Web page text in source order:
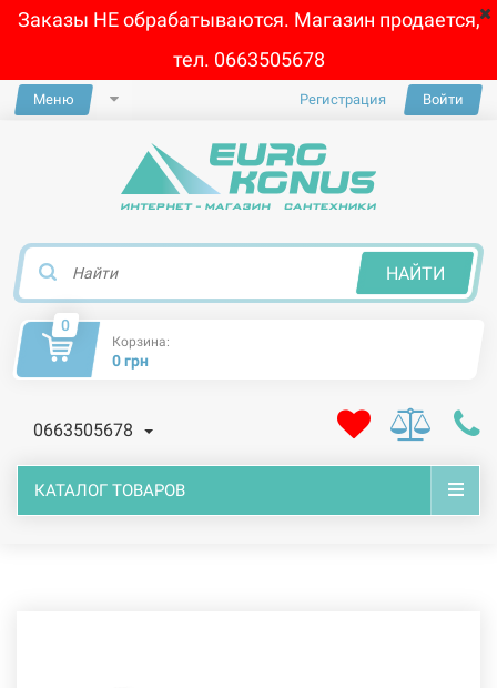
Заказы НЕ обрабатываются. Магазин продается,
тел. 0663505678
Меню Регистрация Войти
НАЙТИ
0
Корзина:
0 грн
0663505678
КАТАЛОГ ТОВАРОВ